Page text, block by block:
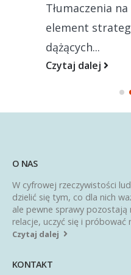
Tłumaczenia
element
dążących...
Czytaj dalej
O NAS
W cyfrowej rzeczywistości
dzielić się tym, co dla nich
ale pewne sprawy pozostają
relacje, uczyć się i próbować
Czytaj dalej
KONTAKT